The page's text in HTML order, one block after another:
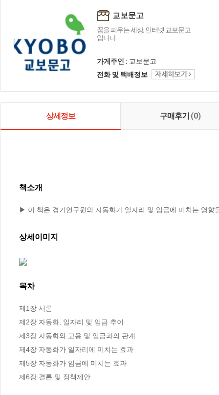
교보문고
꿈을 피우는 세상, 인터넷 교보문고
입니다.
가게주인 : 교보문고
전화 및 택배정보
상세정보 구매후기 (0)
책소개
▶ 이 책은 경기연구원의 자동화가 일자리 및 임금에 미치는 영향
상세이미지
목차
제1장 서론
제2장 자동화, 일자리 및 임금 추이
제3장 자동화와 고용 및 임금과의 관계
제4장 자동화가 일자리에 미치는 효과
제5장 자동화가 임금에 미치는 효과
제6장 결론 및 정책제안